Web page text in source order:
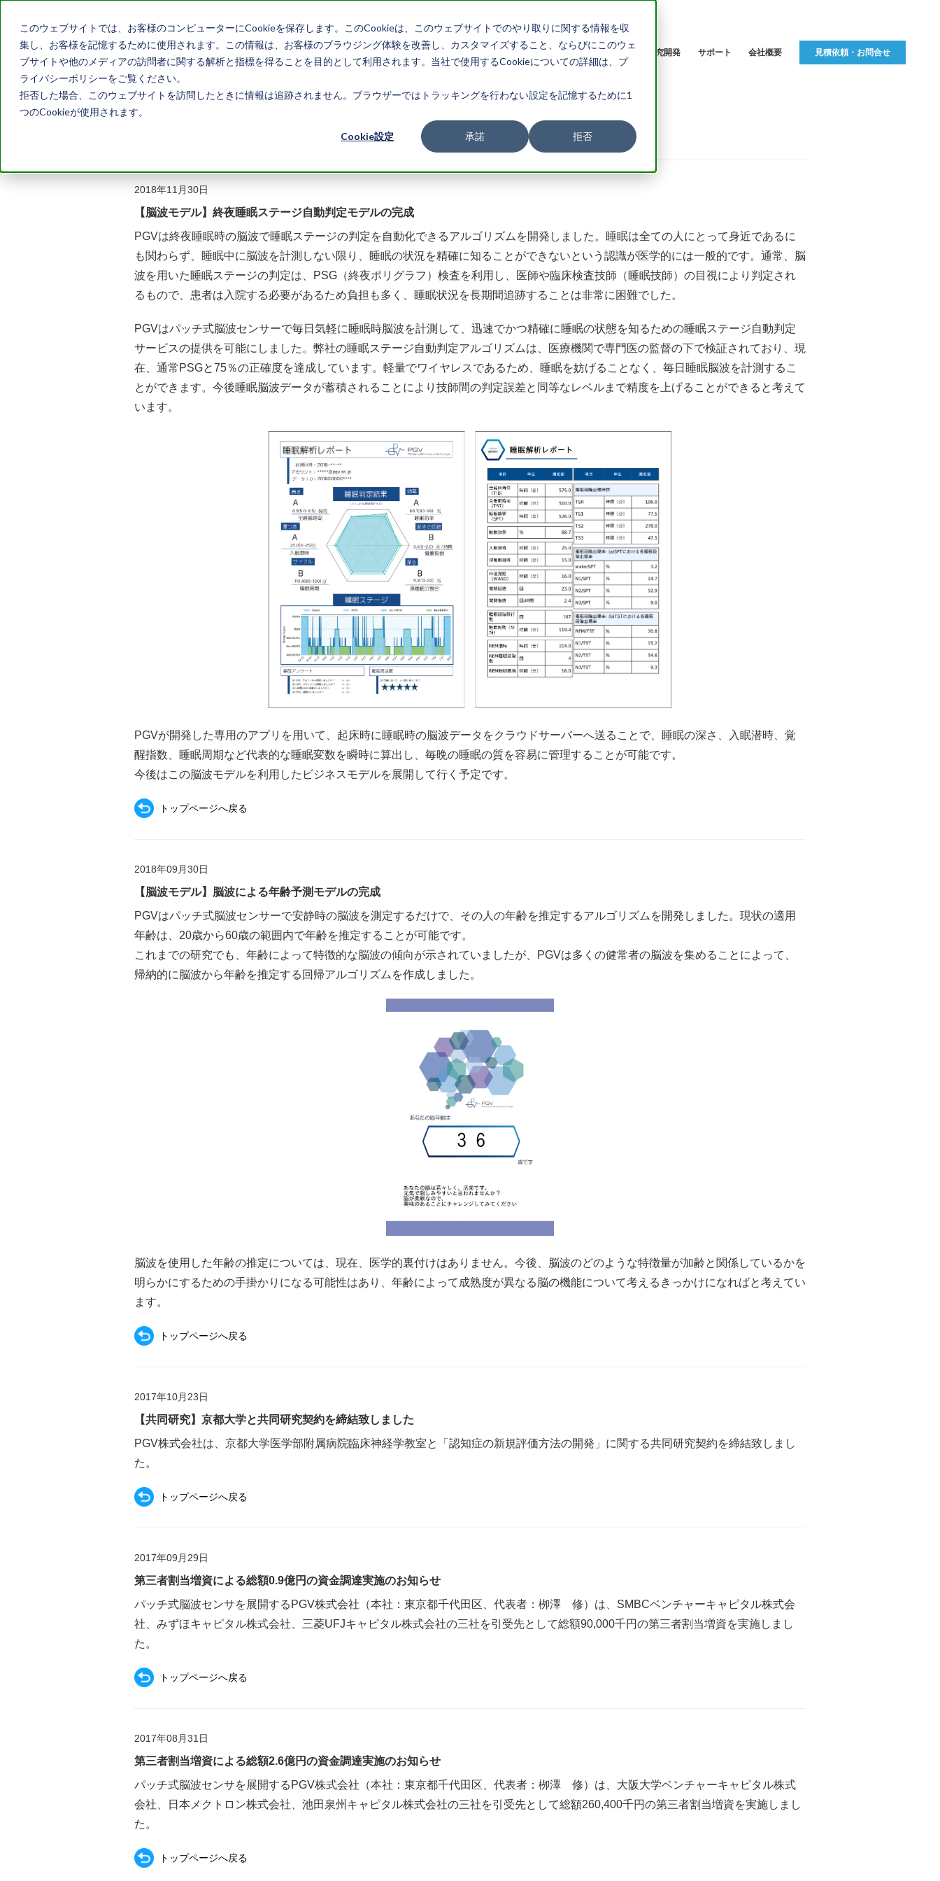
このウェブサイトでは、お客様のコンピューターにCookieを保存します。このCookieは、このウェブサイトでのやり取りに関する情報を収
集し、お客様を記憶するために使用されます。この情報は、お客様のブラウジング体験を改善し、カスタマイズすること、ならびにこのウェ
ブサイトや他のメディアの訪問者に関する解析と指標を得ることを目的として利用されます。当社で使用するCookieについての詳細は、プ
ライバシーポリシーをご覧ください。
拒否した場合、このウェブサイトを訪問したときに情報は追跡されません。ブラウザーではトラッキングを行わない設定を記憶するために1
つのCookieが使用されます。
Cookie設定 承諾 拒否
製品 研究開発 サポート 会社概要 見積依頼・お問合せ
2018年11月30日
【脳波モデル】終夜睡眠ステージ自動判定モデルの完成
PGVは終夜睡眠時の脳波で睡眠ステージの判定を自動化できるアルゴリズムを開発しました。睡眠は全ての人にとって身近であるに
も関わらず、睡眠中に脳波を計測しない限り、睡眠の状況を精確に知ることができないという認識が医学的には一般的です。通常、脳
波を用いた睡眠ステージの判定は、PSG（終夜ポリグラフ）検査を利用し、医師や臨床検査技師（睡眠技師）の目視により判定され
るもので、患者は入院する必要があるため負担も多く、睡眠状況を長期間追跡することは非常に困難でした。
PGVはパッチ式脳波センサーで毎日気軽に睡眠時脳波を計測して、迅速でかつ精確に睡眠の状態を知るための睡眠ステージ自動判定
サービスの提供を可能にしました。弊社の睡眠ステージ自動判定アルゴリズムは、医療機関で専門医の監督の下で検証されており、現
在、通常PSGと75％の正確度を達成しています。軽量でワイヤレスであるため、睡眠を妨げることなく、毎日睡眠脳波を計測するこ
とができます。今後睡眠脳波データが蓄積されることにより技師間の判定誤差と同等なレベルまで精度を上げることができると考えて
います。
PGVが開発した専用のアプリを用いて、起床時に睡眠時の脳波データをクラウドサーバーへ送ることで、睡眠の深さ、入眠潜時、覚
醒指数、睡眠周期など代表的な睡眠変数を瞬時に算出し、毎晩の睡眠の質を容易に管理することが可能です。
今後はこの脳波モデルを利用したビジネスモデルを展開して行く予定です。
トップページへ戻る
2018年09月30日
【脳波モデル】脳波による年齢予測モデルの完成
PGVはパッチ式脳波センサーで安静時の脳波を測定するだけで、その人の年齢を推定するアルゴリズムを開発しました。現状の適用
年齢は、20歳から60歳の範囲内で年齢を推定することが可能です。
これまでの研究でも、年齢によって特徴的な脳波の傾向が示されていましたが、PGVは多くの健常者の脳波を集めることによって、
帰納的に脳波から年齢を推定する回帰アルゴリズムを作成しました。
脳波を使用した年齢の推定については、現在、医学的裏付けはありません。今後、脳波のどのような特徴量が加齢と関係しているかを
明らかにするための手掛かりになる可能性はあり、年齢によって成熟度が異なる脳の機能について考えるきっかけになればと考えてい
ます。
トップページへ戻る
2017年10月23日
【共同研究】京都大学と共同研究契約を締結致しました
PGV株式会社は、京都大学医学部附属病院臨床神経学教室と「認知症の新規評価方法の開発」に関する共同研究契約を締結致しまし
た。
トップページへ戻る
2017年09月29日
第三者割当増資による総額0.9億円の資金調達実施のお知らせ
パッチ式脳波センサを展開するPGV株式会社（本社：東京都千代田区、代表者：栁澤 修）は、SMBCベンチャーキャピタル株式会
社、みずほキャピタル株式会社、三菱UFJキャピタル株式会社の三社を引受先として総額90,000千円の第三者割当増資を実施しまし
た。
トップページへ戻る
2017年08月31日
第三者割当増資による総額2.6億円の資金調達実施のお知らせ
パッチ式脳波センサを展開するPGV株式会社（本社：東京都千代田区、代表者：栁澤 修）は、大阪大学ベンチャーキャピタル株式
会社、日本メクトロン株式会社、池田泉州キャピタル株式会社の三社を引受先として総額260,400千円の第三者割当増資を実施しまし
た。
トップページへ戻る